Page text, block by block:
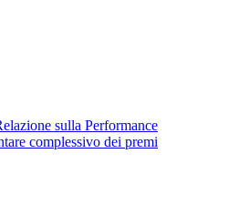
sulla Performance
complessivo dei premi